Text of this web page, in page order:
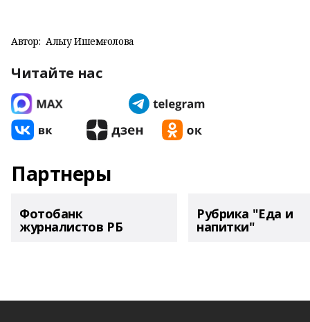
Автор: Алһыу Ишемғолова
Читайте нас
Партнеры
Фотобанк
журналистов РБ
Рубрика "Еда и
напитки"